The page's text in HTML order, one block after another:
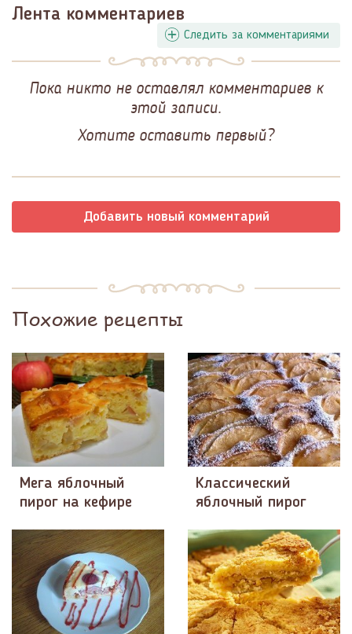
Лента комментариев
Следить за комментариями
Пока никто не оставлял комментариев к
этой записи.
Хотите оставить первый?
Добавить новый комментарий
Похожие рецепты
Мега яблочный
пирог на кефире
Классический
яблочный пирог